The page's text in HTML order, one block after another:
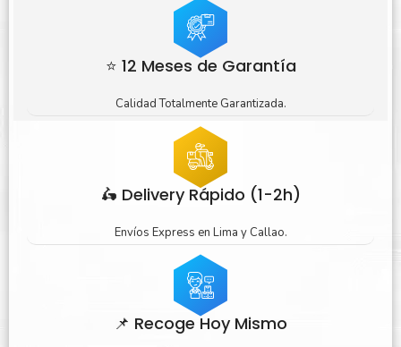
⭐ 12 Meses de Garantía
Calidad Totalmente Garantizada.
🛵 Delivery Rápido (1-2h)
Envíos Express en Lima y Callao.
📌 Recoge Hoy Mismo